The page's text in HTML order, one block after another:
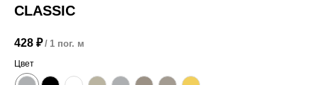
CLASSIC
428 ₽ / 1 пог. м
Цвет